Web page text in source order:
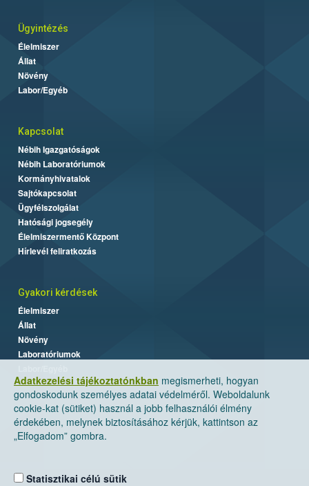
Adatkezelési tájékoztatónkban megismerheti, hogyan
gondoskodunk személyes adatai védelméről. Weboldalunk
cookie-kat (sütiket) használ a jobb felhasználói élmény
érdekében, melynek biztosításához kérjük, kattintson az
„Elfogadom” gombra.
Statisztikai célú sütik
Ügyintézés
Élelmiszer
Állat
Növény
Labor/Egyéb
Kapcsolat
Nébih Igazgatóságok
Nébih Laboratóriumok
Kormányhivatalok
Sajtókapcsolat
Ügyfélszolgálat
Hatósági jogsegély
Élelmiszermentő Központ
Hírlevél feliratkozás
Gyakori kérdések
Élelmiszer
Állat
Növény
Laboratóriumok